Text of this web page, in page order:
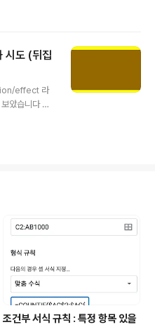
등..)을 넣는다. 2번 argum
도 -1을 반환) FF 에서는 insert
..
도 (뒤집
effect 라
았습니다 구
(상수값으
의 구성은
른쪽 삼각형
각형을 만드
에 자
조건부 서식 규칙 : 특정 항목 있을